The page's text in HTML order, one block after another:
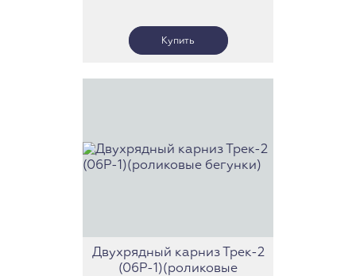
Двухрядный карниз Трек-2
(06Р-1)(роликовые